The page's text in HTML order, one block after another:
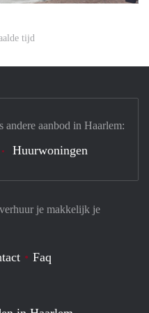
tijd
je makkelijk je
Faq
aanbod in Haarlem:
Huurwoningen